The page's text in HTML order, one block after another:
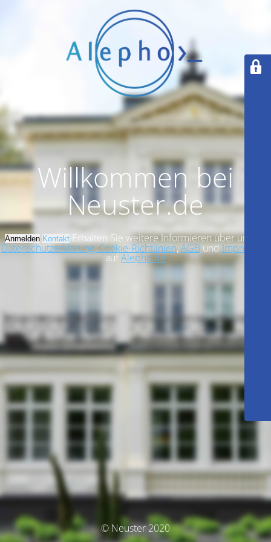
Willkommen bei
Neuster.de
Anmelden KontaktErhalten Sie weitere Informieren über unsere
Datenschutzerklärung, Cookie-Richtlinien, AGB und Impressum
aufAlepho.de
© Neuster 2020